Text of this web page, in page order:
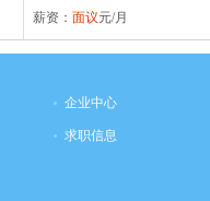
薪资： 面议元/月
企业中心
求职信息